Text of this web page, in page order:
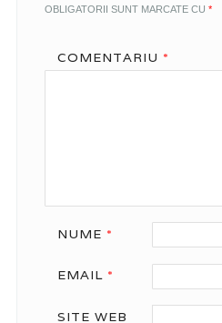
OBLIGATORII SUNT MARCATE CU *
COMENTARIU *
NUME *
EMAIL *
SITE WEB